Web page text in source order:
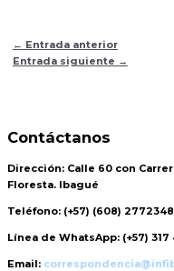
← Entrada anterior
Entrada siguiente →
Contáctanos
Dirección: Calle 60 con
Floresta. Ibagué
Teléfono: (+57) (608) 2772348
Línea de WhatsApp: (+57) 317
Email: